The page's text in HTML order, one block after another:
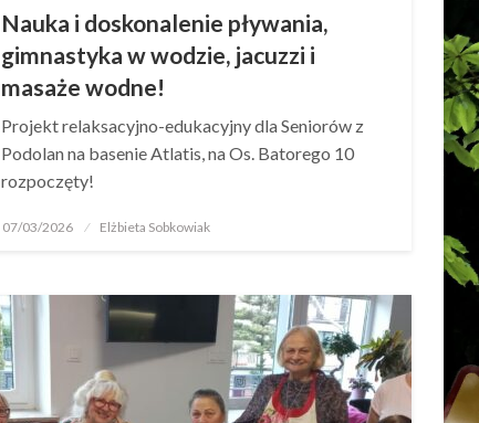
Nauka i doskonalenie pływania,
gimnastyka w wodzie, jacuzzi i
masaże wodne!
Projekt relaksacyjno-edukacyjny dla Seniorów z
Podolan na basenie Atlatis, na Os. Batorego 10
rozpoczęty!
07/03/2026 Elżbieta Sobkowiak